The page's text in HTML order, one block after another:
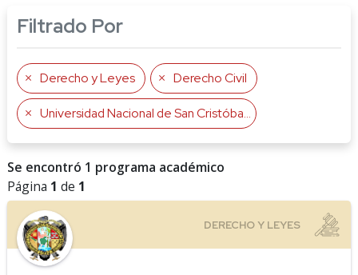
Filtrado Por
Derecho y Leyes Derecho Civil
Universidad Nacional de San Cristóbal de Huamanga
Se encontró 1 programa académico
Página 1 de 1